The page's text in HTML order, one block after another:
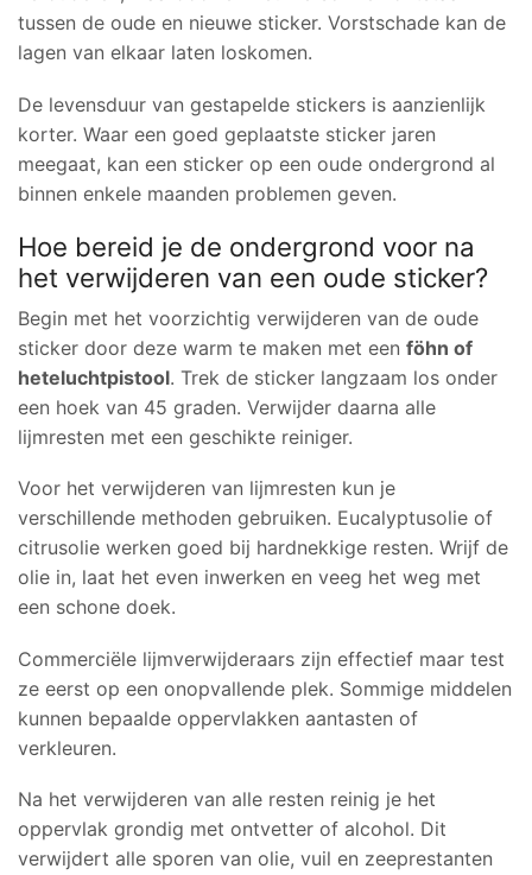
tussen de oude en nieuwe sticker. Vorstschade kan de
lagen van elkaar laten loskomen.
De levensduur van gestapelde stickers is aanzienlijk
korter. Waar een goed geplaatste sticker jaren
meegaat, kan een sticker op een oude ondergrond al
binnen enkele maanden problemen geven.
Hoe bereid je de ondergrond voor na
het verwijderen van een oude sticker?
Begin met het voorzichtig verwijderen van de oude
sticker door deze warm te maken met een föhn of
heteluchtpistool. Trek de sticker langzaam los onder
een hoek van 45 graden. Verwijder daarna alle
lijmresten met een geschikte reiniger.
Voor het verwijderen van lijmresten kun je
verschillende methoden gebruiken. Eucalyptusolie of
citrusolie werken goed bij hardnekkige resten. Wrijf de
olie in, laat het even inwerken en veeg het weg met
een schone doek.
Commerciële lijmverwijderaars zijn effectief maar test
ze eerst op een onopvallende plek. Sommige middelen
kunnen bepaalde oppervlakken aantasten of
verkleuren.
Na het verwijderen van alle resten reinig je het
oppervlak grondig met ontvetter of alcohol. Dit
verwijdert alle sporen van olie, vuil en zeeprestanten